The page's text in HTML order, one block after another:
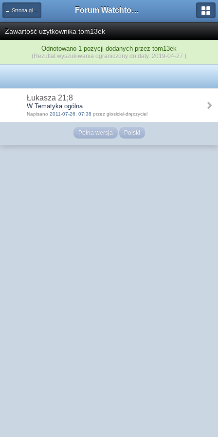
← Strona główna Forum Watchtower
Zawartość użytkownika tom13ek
Odnotowano 1 pozycji dodanych przez tom13ek
(Rezultat wyszukiwania ograniczony do daty: 2019-04-27 )
Łukasza 21;8
W Tematyka ogólna
Napisano 2011-07-26, 07:38 przez głosiciel-dręczyciel
Pełna wersja Polski